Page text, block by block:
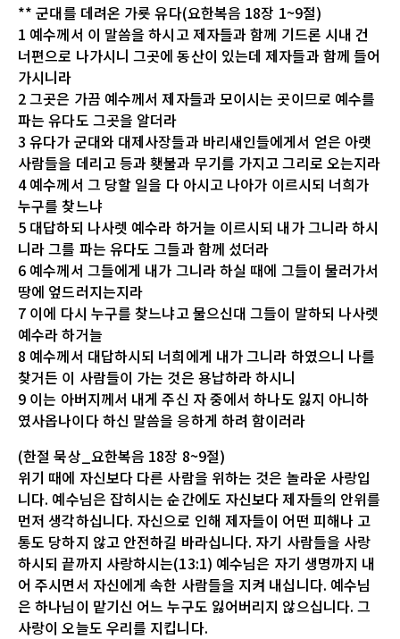
** 군대를 데려온 가룟 유다(요한복음 18장 1~9절)
1 예수께서 이 말씀을 하시고 제자들과 함께 기드론 시내 건
너편으로 나가시니 그곳에 동산이 있는데 제자들과 함께 들어
가시니라
2 그곳은 가끔 예수께서 제자들과 모이시는 곳이므로 예수를
파는 유다도 그곳을 알더라
3 유다가 군대와 대제사장들과 바리새인들에게서 얻은 아랫
사람들을 데리고 등과 횃불과 무기를 가지고 그리로 오는지라
4 예수께서 그 당할 일을 다 아시고 나아가 이르시되 너희가
누구를 찾느냐
5 대답하되 나사렛 예수라 하거늘 이르시되 내가 그니라 하시
니라 그를 파는 유다도 그들과 함께 섰더라
6 예수께서 그들에게 내가 그니라 하실 때에 그들이 물러가서
땅에 엎드러지는지라
7 이에 다시 누구를 찾느냐고 물으신대 그들이 말하되 나사렛
예수라 하거늘
8 예수께서 대답하시되 너희에게 내가 그니라 하였으니 나를
찾거든 이 사람들이 가는 것은 용납하라 하시니
9 이는 아버지께서 내게 주신 자 중에서 하나도 잃지 아니하
였사옵나이다 하신 말씀을 응하게 하려 함이러라
(한절 묵상_요한복음 18장 8~9절)
위기 때에 자신보다 다른 사람을 위하는 것은 놀라운 사랑입
니다. 예수님은 잡히시는 순간에도 자신보다 제자들의 안위를
먼저 생각하십니다. 자신으로 인해 제자들이 어떤 피해나 고
통도 당하지 않고 안전하길 바라십니다. 자기 사람들을 사랑
하시되 끝까지 사랑하시는(13:1) 예수님은 자기 생명까지 내
어 주시면서 자신에게 속한 사람들을 지켜 내십니다. 예수님
은 하나님이 맡기신 어느 누구도 잃어버리지 않으십니다. 그
사랑이 오늘도 우리를 지킵니다.